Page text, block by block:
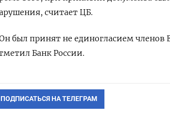
​считает ЦБ.
был принят не единогласием членов
Банк России.
ПОДПИСАТЬСЯ НА ТЕЛЕГРАМ